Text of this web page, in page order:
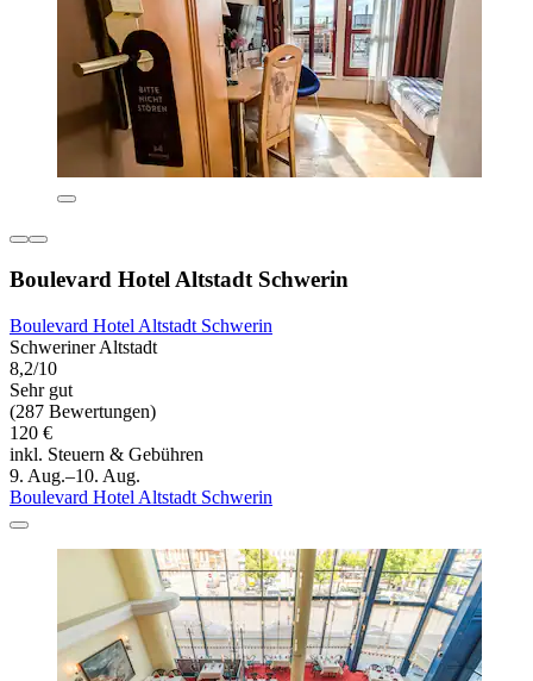
Boulevard Hotel Altstadt Schwerin
Boulevard Hotel Altstadt Schwerin
Schweriner Altstadt
8,2/10
Sehr gut
(287 Bewertungen)
120 €
inkl. Steuern & Gebühren
9. Aug.–10. Aug.
Boulevard Hotel Altstadt Schwerin